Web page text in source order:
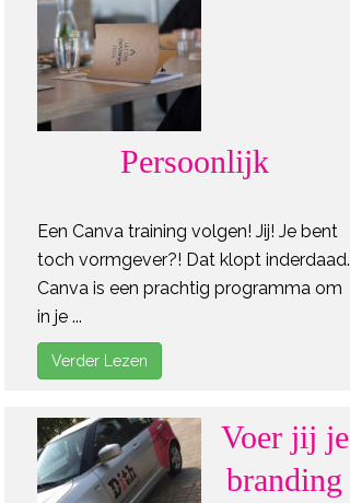
Persoonlijk
Een Canva training volgen! Jij! Je bent
toch vormgever?! Dat klopt inderdaad.
Canva is een prachtig programma om
in je ...
Verder Lezen
Voer jij je
branding